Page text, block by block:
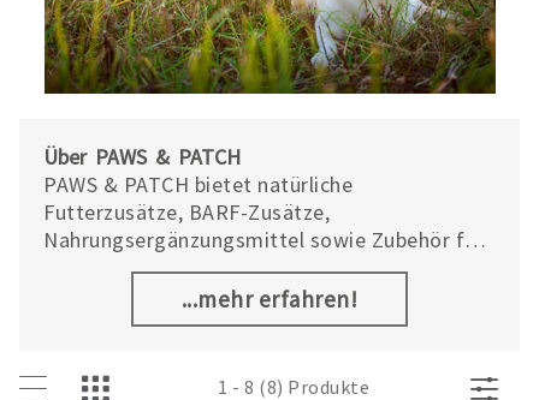
Über PAWS & PATCH
PAWS & PATCH bietet natürliche
Futterzusätze, BARF-Zusätze,
Nahrungsergänzungsmittel sowie Zubehör für
Hunde, Katzen, Kleintiere und Pferde. Die
Produkte unterstützen Haustierbesitzer vor
allem in den Bereichen Vorsorge und
...mehr erfahren!
1 - 8 (8) Produkte